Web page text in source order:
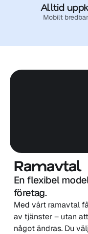
Alltid
Mobilt
Ramavtal
En flexibel
företag.
Med vårt ramavtal
av tjänster – utan
något ändras. Du